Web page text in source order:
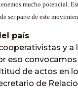
mucho potencial.
ser parte de este
país
y a
eso
de actos en
de